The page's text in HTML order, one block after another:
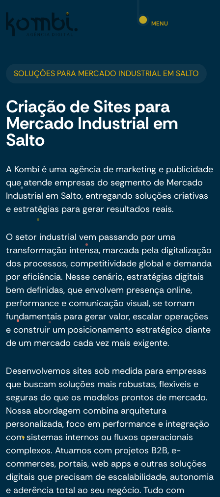
MENU
SOLUÇÕES PARA MERCADO INDUSTRIAL EM SALTO
Criação de Sites para
Mercado Industrial em
Salto
A Kombi é uma agência de marketing e publicidade
que atende empresas do segmento de Mercado
Industrial em Salto, entregando soluções criativas
e estratégias para gerar resultados reais.
O setor industrial vem passando por uma
transformação intensa, marcada pela digitalização
dos processos, competitividade global e demanda
por eficiência. Nesse cenário, estratégias digitais
bem definidas, que envolvem presença online,
performance e comunicação visual, se tornam
fundamentais para gerar valor, escalar operações
e construir um posicionamento estratégico diante
de um mercado cada vez mais exigente.
Desenvolvemos sites sob medida para empresas
que buscam soluções mais robustas, flexíveis e
seguras do que os modelos prontos de mercado.
Nossa abordagem combina arquitetura
personalizada, foco em performance e integração
com sistemas internos ou fluxos operacionais
complexos. Atuamos com projetos B2B, e-
commerces, portais, web apps e outras soluções
digitais que precisam de escalabilidade, autonomia
e aderência total ao seu negócio. Tudo com